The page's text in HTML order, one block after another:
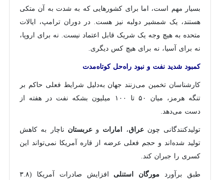
بسیار مهم است، اما برای کشورهایی که به شدت به آن متکی
هستند، یک شمشیر دولبه نیز هست. در دوران ترامپ، ایالات
متحده به هیچ وجه یک شریک قابل اعتماد نیست. نه برای اروپا،
نه برای آسیا، نه برای هیچ کس دیگری.
کمبود شدید نفت و نبود راه‌حل کوتاه‌مدت
کارشناسان تخمین می‌زنند جهان به‌دلیل شرایط فعلی حاکم بر
تنگه هرمز، میان ۵۰ تا ۱۰۰ میلیون بشکه نفت در هفته از
دست می‌دهد.
تولیدکنندگانی چونعراق، امارات و عربستان ناچار به کاهش
تولید شده‌اند و حجم فعلی عرضه از قاره آمریکا نمی‌تواند این
کسری را جبران کند.
طبق برآورد مورگان استنلی
افزایش صادرات آمریکا (۳.۸